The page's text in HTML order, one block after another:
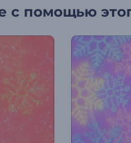
с помощью